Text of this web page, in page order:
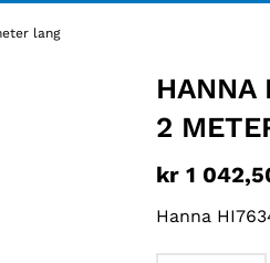
lang
HANNA
2
kr 1
Hanna